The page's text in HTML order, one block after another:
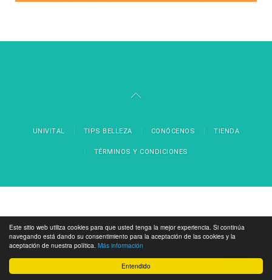
Entendido
Este sitio web utiliza cookies para que usted tenga la mejor experiencia. Si continúa
navegando está dando su consentimiento para la aceptación de las cookies y la
aceptación de nuestra política. Más información
UNIVITAL TIPS BELLEZA CONÓCENOS TIENDA
TÉRMINOS Y CONDICIONES